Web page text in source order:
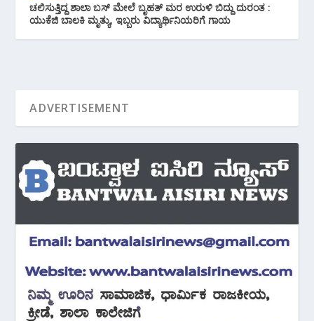
ಚಲಿಸುತ್ತಿದ್ದ ಶಾಲಾ ಬಸ್ ಮೇಲೆ ಬೃಹತ್ ಮರ ಉರುಳಿ ಬಿದ್ದು ದುರಂತ :
ಯುಕೆಜಿ ಬಾಲಕಿ ಮೃತ್ಯು, ಇಬ್ಬರು ವಿದ್ಯಾರ್ಥಿನಿಯರಿಗೆ ಗಾಯ